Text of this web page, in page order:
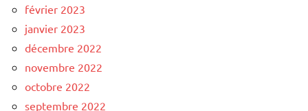
février 2023
janvier 2023
décembre 2022
novembre 2022
octobre 2022
septembre 2022